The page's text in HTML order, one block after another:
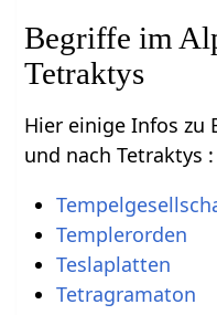
Begriffe im
Tetraktys
Hier einige Infos zu
und nach Tetraktys :
Templerorden
Teslaplatten
Tetragramaton